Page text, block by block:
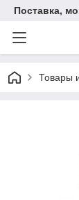
Поставка,
Товары